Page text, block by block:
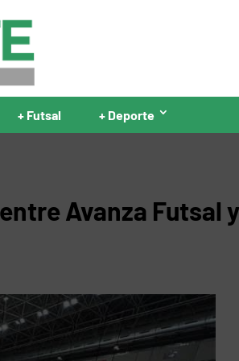
+ Futsal + Deporte
Avanza Futsal